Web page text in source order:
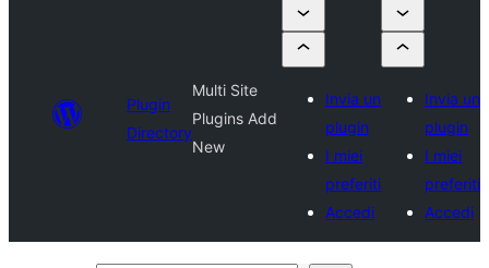
Plugin
Directory
Multi Site
Plugins Add
New
Invia un
plugin
I miei
preferiti
Accedi
Invia un
plugin
I miei
preferiti
Accedi